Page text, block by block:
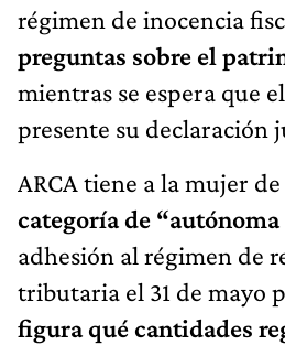
régimen de inocencia
preguntas sobre el
mientras se espera que
presente su declaración
ARCA tiene a la mujer
categoría de “autónoma
adhesión al régimen de
tributaria el 31 de mayo
figura qué cantidades